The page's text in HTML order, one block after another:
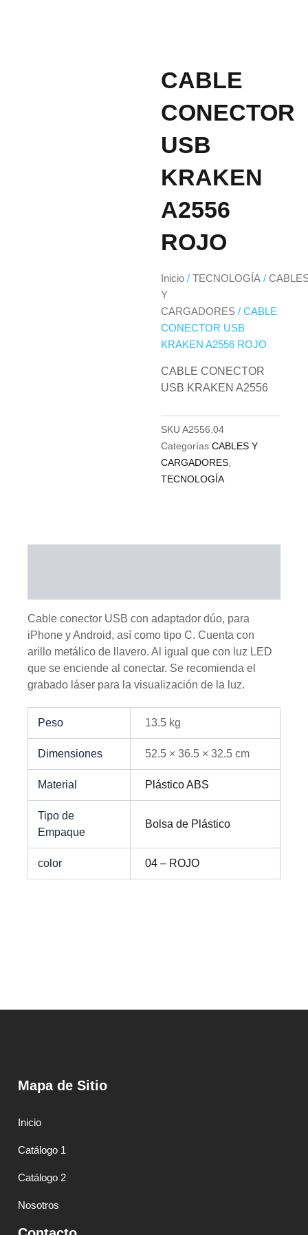
CABLE
CONECTOR
USB
KRAKEN
A2556
ROJO
Inicio / TECNOLOGÍA /
Y
CARGADORES / CABLE
CONECTOR USB
KRAKEN A2556 ROJO
CABLE CONECTOR
USB KRAKEN A2556
SKU A2556.04
Categorías CABLES Y
CARGADORES
TECNOLOGÍA
Cable conector USB con adaptador dúo, para
iPhone y Android, así como tipo C. Cuenta con
arillo metálico de llavero. Al igual que con luz LED
que se enciende al conectar. Se recomienda el
grabado láser para la visualización de la luz.
Peso 13.5 kg
Dimensiones 52.5 × 36.5 × 32.5 cm
Material Plástico ABS
Tipo de
Empaque
Bolsa de Plástico
color 04 – ROJO
Mapa de Sitio
Inicio
Catálogo 1
Catálogo 2
Nosotros